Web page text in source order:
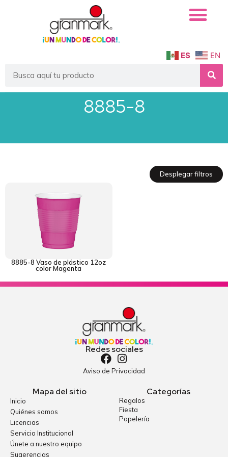
ES EN
8885-8
Desplegar filtros
8885-8 Vaso de plástico 12oz
color Magenta
Redes sociales
Aviso de Privacidad
Mapa del sitio
Inicio
Quiénes somos
Licencias
Servicio Institucional
Únete a nuestro equipo
Sugerencias
Categorías
Regalos
Fiesta
Papelería